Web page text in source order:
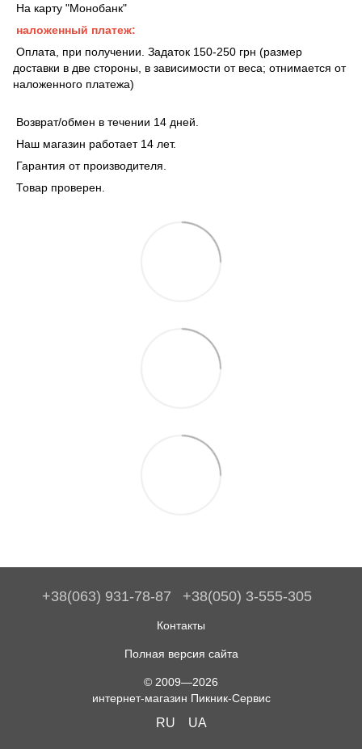
На карту "Монобанк"
наложенный платеж:
Оплата, при получении. Задаток 150-250 грн (размер
доставки в две стороны, в зависимости от веса; отнимается от
наложенного платежа)
Возврат/обмен в течении 14 дней.
Наш магазин работает 14 лет.
Гарантия от производителя.
Товар проверен.
+38(063) 931-78-87 +38(050) 3-555-305
Контакты
Полная версия сайта
© 2009—2026
интернет-магазин Пикник-Сервис
RU UA